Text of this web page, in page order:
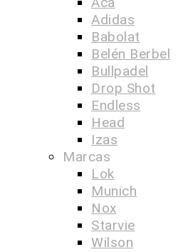
Adidas
Babolat
Belén Berbel
Bullpadel
Drop Shot
Endless
Head
Izas
Marcas
Lok
Munich
Nox
Starvie
Wilson